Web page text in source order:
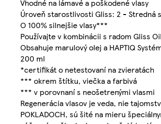
Vhodné na lámavé a poškodené vlasy
Úroveň starostlivosti Gliss: 2 - Stredná
O 100% silnejšie vlasy***
Používajte v kombinácii s radom Gliss
Obsahuje marulový olej a HAPTIQ
200 ml
*certifikát o netestovaní na zvieratách
*** okrem štítku, viečka a farbivá
*** v porovnaní s neošetrenými vlasmi
Regenerácia vlasov je veda, nie
POKLADOCH, sú šité na mieru